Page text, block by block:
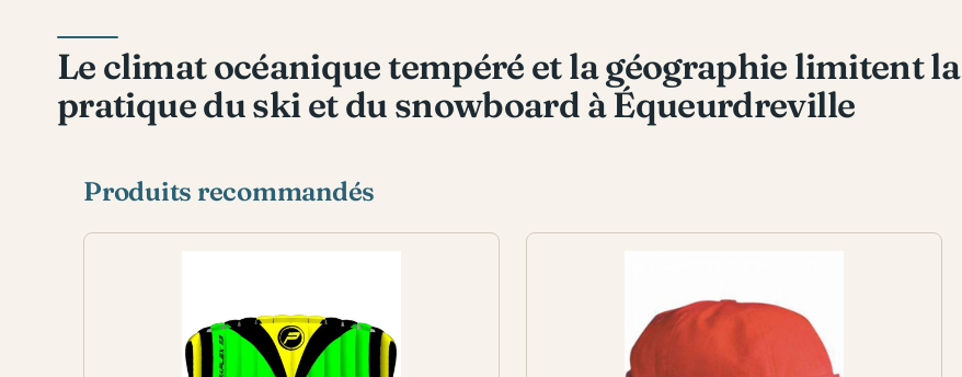
Le climat océanique tempéré et la géographie limitent la
pratique du ski et du snowboard à Équeurdreville
Produits recommandés